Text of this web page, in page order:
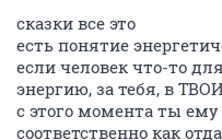
сказки все это
есть понятие
если человек что-то
энергию, за тебя, в
с этого момента ты
соответственно как